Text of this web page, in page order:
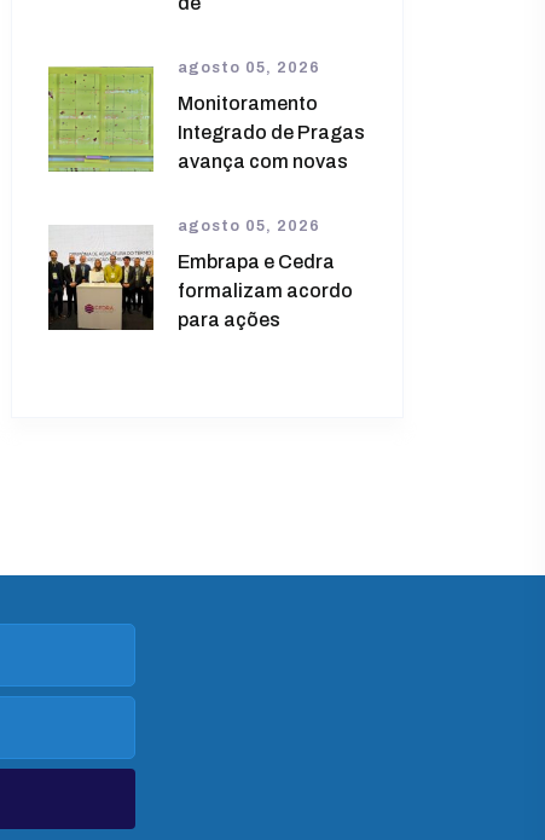
agosto 05, 2026
Monitoramento
Integrado de Pragas
avança com novas
agosto 05, 2026
Embrapa e Cedra
formalizam acordo
para ações